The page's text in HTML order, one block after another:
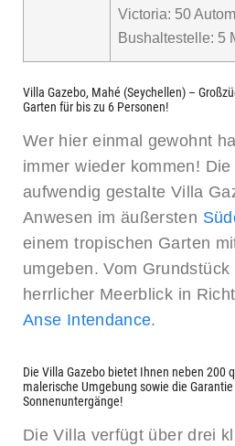
Victoria: 50
Bushaltestelle: 5
Villa Gazebo, Mahé (Seychellen) –
Garten für bis zu 6 Personen!
Wer hier einmal gewohnt
immer wieder kommen!
aufwendig gestalte Villa
Anwesen im äußersten
einem tropischen Garten
umgeben. Vom
herrlicher Meerblick in
Anse Intendance.
Die Villa Gazebo bietet Ihnen neben 200
malerische Umgebung sowie die
Sonnenuntergänge!
Die Villa verfügt über drei